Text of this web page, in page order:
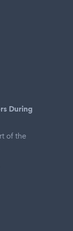
During
of the